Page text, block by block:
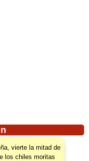
vierte la mitad de
los chiles moritas